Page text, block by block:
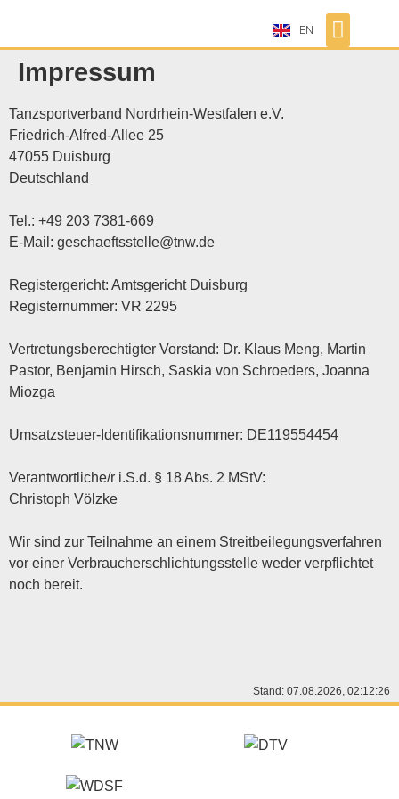
EN
Impressum
Tanzsportverband Nordrhein-Westfalen e.V.
Friedrich-Alfred-Allee 25
47055 Duisburg
Deutschland
Tel.: +49 203 7381-669
E-Mail: geschaeftsstelle@tnw.de
Registergericht: Amtsgericht Duisburg
Registernummer: VR 2295
Vertretungsberechtigter Vorstand: Dr. Klaus Meng, Martin
Pastor, Benjamin Hirsch, Saskia von Schroeders, Joanna
Miozga
Umsatzsteuer-Identifikationsnummer: DE119554454
Verantwortliche/r i.S.d. § 18 Abs. 2 MStV:
Christoph Völzke
Wir sind zur Teilnahme an einem Streitbeilegungsverfahren
vor einer Verbraucherschlichtungsstelle weder verpflichtet
noch bereit.
Stand: 07.08.2026, 02:12:26